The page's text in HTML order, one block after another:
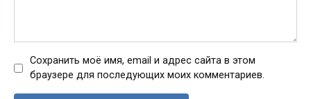
Сохранить моё имя, email и адрес сайта в этом
браузере для последующих моих комментариев.